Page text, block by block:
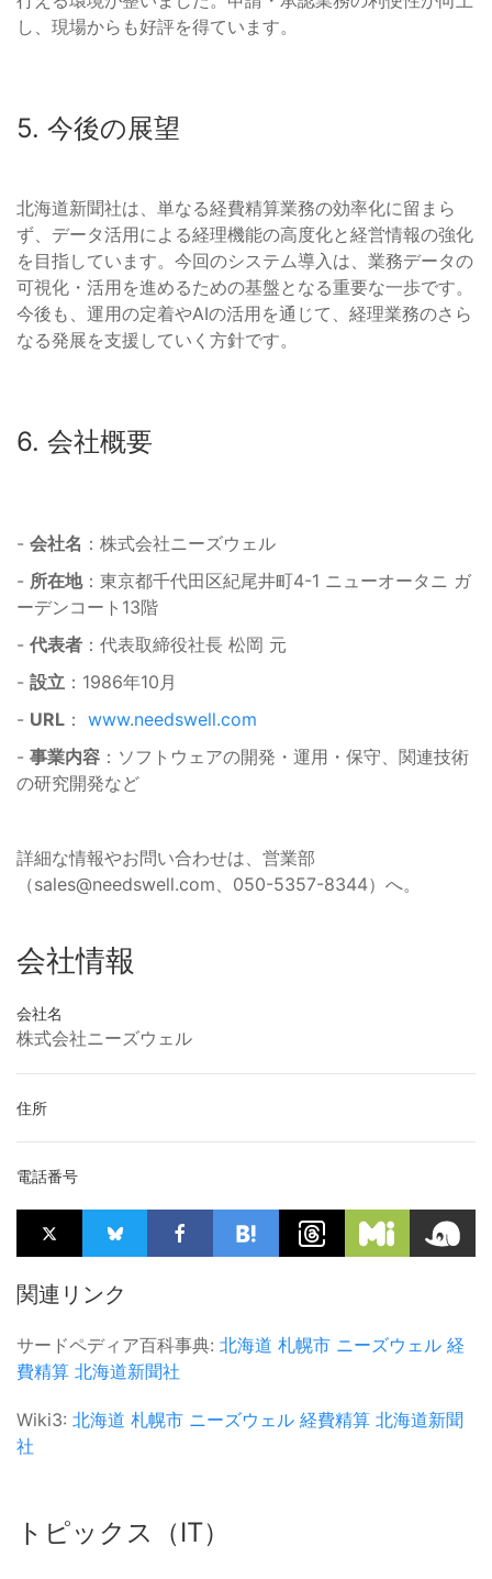
し、現場からも好評を得ています。
5. 今後の展望
北海道新聞社は、単なる経費精算業務の効率化に留まら
ず、データ活用による経理機能の高度化と経営情報の強化
を目指しています。今回のシステム導入は、業務データの
可視化・活用を進めるための基盤となる重要な一歩です。
今後も、運用の定着やAIの活用を通じて、経理業務のさら
なる発展を支援していく方針です。
6. 会社概要
- 会社名 ：株式会社ニーズウェル
- 所在地：東京都千代田区紀尾井町4-1 ニューオータニ ガ
ーデンコート13階
- 代表者 ：代表取締役社長 松岡 元
- 設立 ：1986年10月
- URL ： www.needswell.com
- 事業内容 ：ソフトウェアの開発・運用・保守、関連技術
の研究開発など
詳細な情報やお問い合わせは、営業部
（sales@needswell.com、050-5357-8344）へ。
会社情報
会社名
株式会社ニーズウェル
住所
電話番号
関連リンク
サードペディア百科事典: 北海道 札幌市 ニーズウェル 経
費精算 北海道新聞社
Wiki3: 北海道 札幌市 ニーズウェル 経費精算 北海道新聞
社
トピックス（IT）